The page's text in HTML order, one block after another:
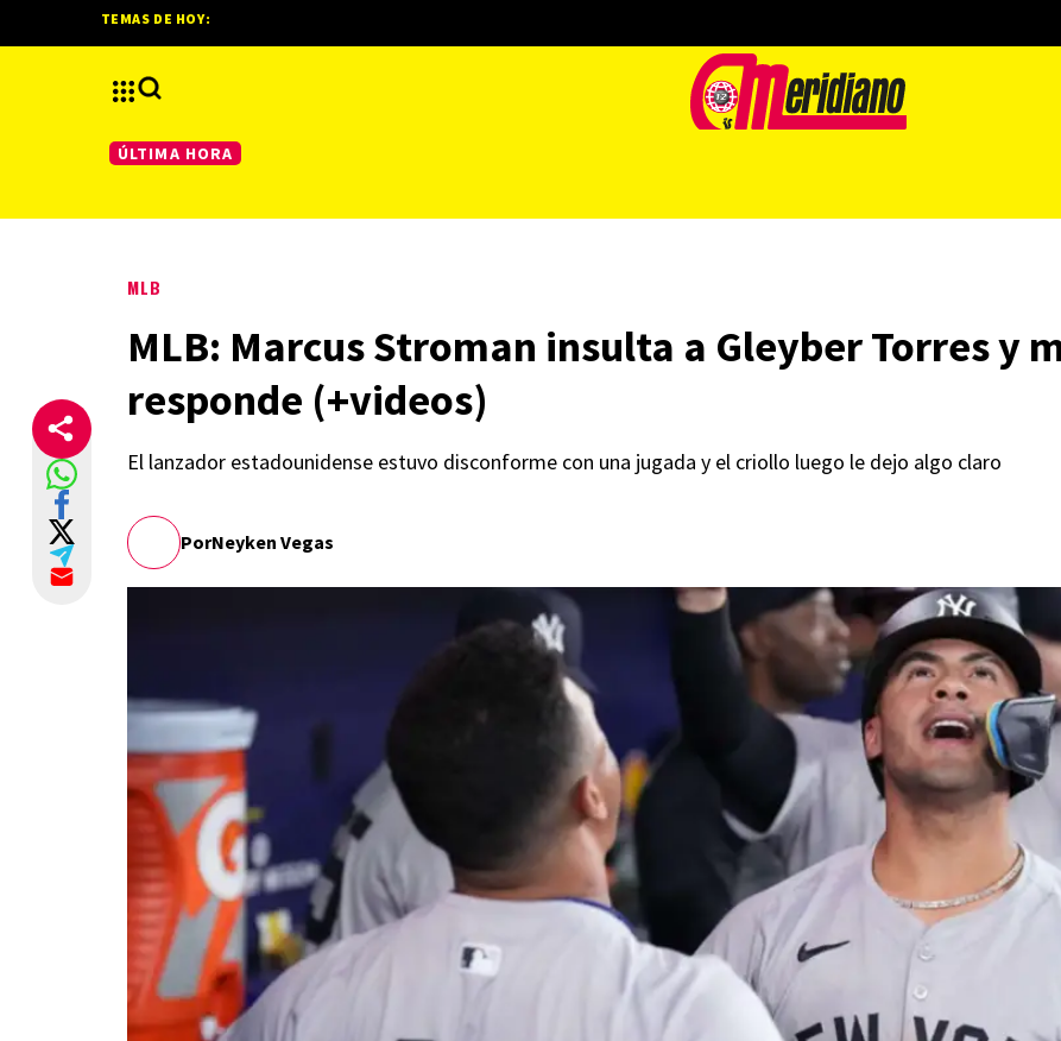
MLB
MLB: Marcus Stroman insulta a Gleyber Torres y
responde (+videos)
El lanzador estadounidense estuvo disconforme con una jugada y el criollo luego le dejo algo claro
PorNeyken Vegas
TEMAS DE HOY:
ÚLTIMA HORA